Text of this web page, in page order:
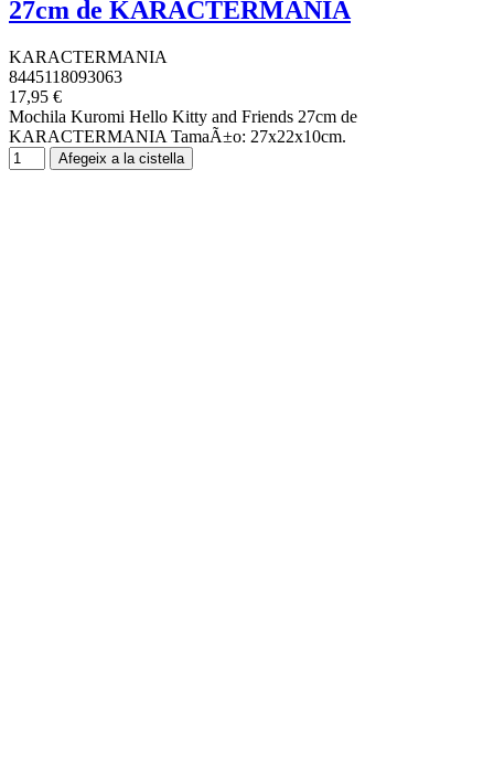
27cm de KARACTERMANIA
KARACTERMANIA
8445118093063
17,95 €
Mochila Kuromi Hello Kitty and Friends 27cm de
KARACTERMANIA TamaÃ±o: 27x22x10cm.
Afegeix a la cistella